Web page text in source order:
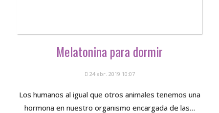
Melatonina para dormir
24 abr. 2019 10:07
Los humanos al igual que otros animales tenemos una
hormona en nuestro organismo encargada de las…